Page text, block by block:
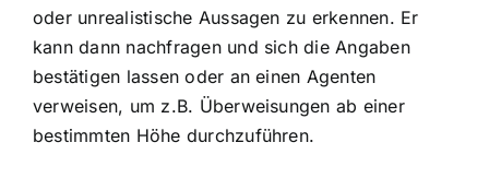
oder unrealistische Aussagen zu erkennen. Er
kann dann nachfragen und sich die Angaben
bestätigen lassen oder an einen Agenten
verweisen, um z.B. Überweisungen ab einer
bestimmten Höhe durchzuführen.